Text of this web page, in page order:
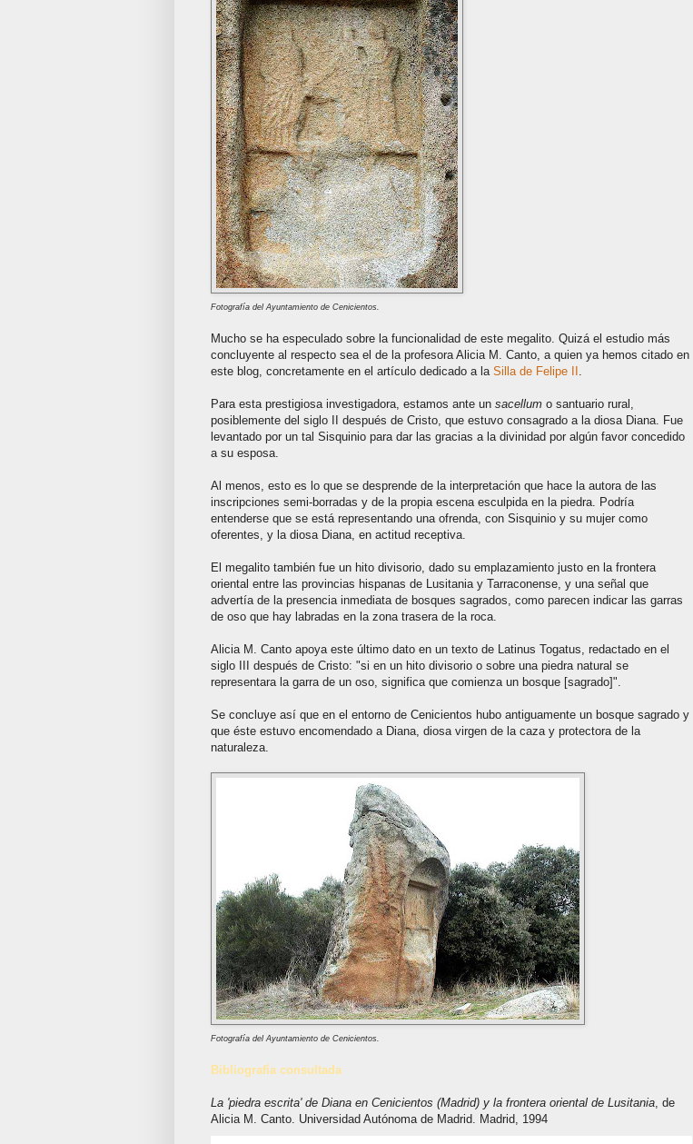
Fotografía del Ayuntamiento de Cenicientos.
Mucho se ha especulado sobre la funcionalidad de este megalito. Quizá el estudio más
concluyente al respecto sea el de la profesora Alicia M. Canto, a quien ya hemos citado en
este blog, concretamente en el artículo dedicado a la Silla de Felipe II
Para esta prestigiosa investigadora, estamos ante un sacellum o santuario rural,
posiblemente del siglo II después de Cristo, que estuvo consagrado a la diosa Diana. Fue
levantado por un tal Sisquinio para dar las gracias a la divinidad por algún favor concedido
a su esposa.
Al menos, esto es lo que se desprende de la interpretación que hace la autora de las
inscripciones semi-borradas y de la propia escena esculpida en la piedra. Podría
entenderse que se está representando una ofrenda, con Sisquinio y su mujer como
oferentes, y la diosa Diana, en actitud receptiva.
El megalito también fue un hito divisorio, dado su emplazamiento justo en la frontera
oriental entre las provincias hispanas de Lusitania y Tarraconense, y una señal que
advertía de la presencia inmediata de bosques sagrados, como parecen indicar las garras
de oso que hay labradas en la zona trasera de la roca.
Alicia M. Canto apoya este último dato en un texto de Latinus Togatus, redactado en el
siglo III después de Cristo: "si en un hito divisorio o sobre una piedra natural se
representara la garra de un oso, significa que comienza un bosque [sagrado]".
Se concluye así que en el entorno de Cenicientos hubo antiguamente un bosque sagrado y
que éste estuvo encomendado a Diana, diosa virgen de la caza y protectora de la
naturaleza.
Fotografía del Ayuntamiento de Cenicientos.
Bibliografía consultada
La 'piedra escrita' de Diana en Cenicientos (Madrid) y la frontera oriental de Lusitania , de
Alicia M. Canto. Universidad Autónoma de Madrid. Madrid, 1994